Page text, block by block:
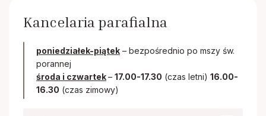
Kancelaria parafialna
poniedziałek-piątek – bezpośrednio po mszy św.
porannej
środa i czwartek– 17.00-17.30 (czas letni) 16.00-
16.30 (czas zimowy)